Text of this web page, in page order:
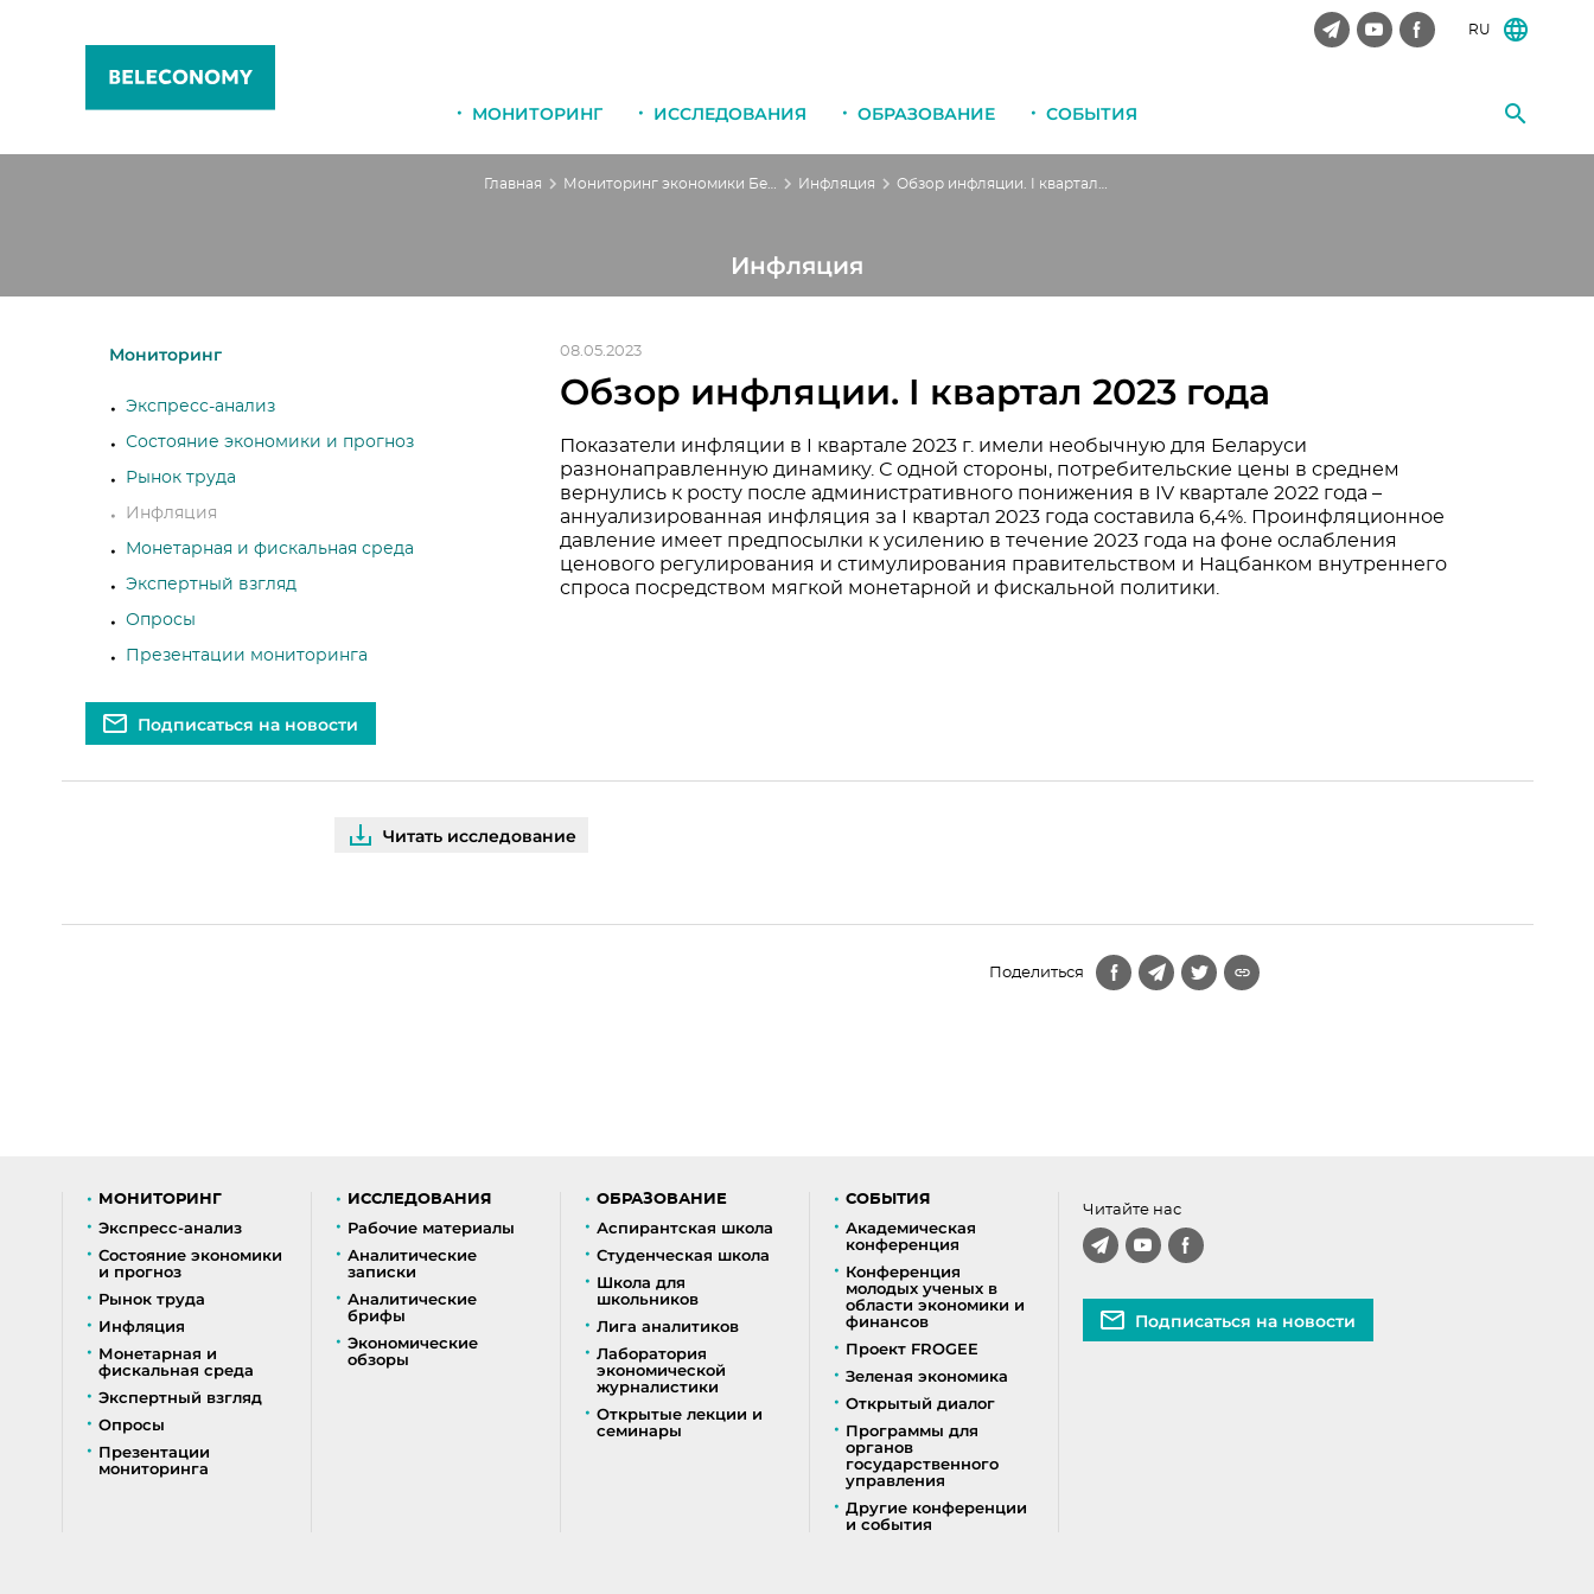
RU
МОНИТОРИНГ ИССЛЕДОВАНИЯ ОБРАЗОВАНИЕ СОБЫТИЯ
Главная Инфляция
Инфляция
Мониторинг
Экспресс-анализ
Состояние экономики и прогноз
Рынок труда
Инфляция
Монетарная и фискальная среда
Экспертный взгляд
Опросы
Презентации мониторинга
Подписаться на новости
08.05.2023
Обзор инфляции. I квартал 2023 года
Показатели инфляции в I квартале 2023 г. имели необычную для Беларуси
разнонаправленную динамику. С одной стороны, потребительские цены в среднем
вернулись к росту после административного понижения в IV квартале 2022 года –
аннуализированная инфляция за I квартал 2023 года составила 6,4%. Проинфляционное
давление имеет предпосылки к усилению в течение 2023 года на фоне ослабления
ценового регулирования и стимулирования правительством и Нацбанком внутреннего
спроса посредством мягкой монетарной и фискальной политики.
Читать исследование
Поделиться
МОНИТОРИНГ
Экспресс-анализ
Состояние экономики
и прогноз
Рынок труда
Инфляция
Монетарная и
фискальная среда
Экспертный взгляд
Опросы
Презентации
мониторинга
ИССЛЕДОВАНИЯ
Рабочие материалы
Аналитические
записки
Аналитические
брифы
Экономические
обзоры
ОБРАЗОВАНИЕ
Аспирантская школа
Студенческая школа
Школа для
школьников
Лига аналитиков
Лаборатория
экономической
журналистики
Открытые лекции и
семинары
СОБЫТИЯ
Академическая
конференция
Конференция
молодых ученых в
области экономики и
финансов
Проект FROGEE
Зеленая экономика
Открытый диалог
Программы для
органов
государственного
управления
Другие конференции
и события
Читайте нас
Подписаться на новости